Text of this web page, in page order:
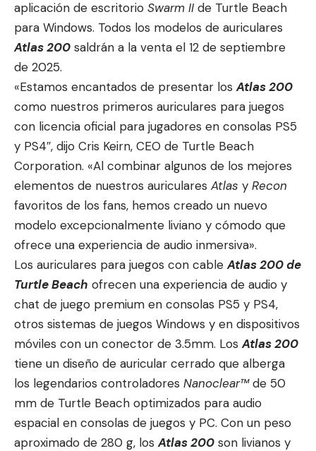
aplicación de escritorio Swarm II de Turtle Beach
para Windows. Todos los modelos de auriculares
Atlas 200 saldrán a la venta el 12 de septiembre
de 2025.
«Estamos encantados de presentar losAtlas 200
como nuestros primeros auriculares para juegos
con licencia oficial para jugadores en consolas PS5
y PS4″, dijo Cris Keirn, CEO de Turtle Beach
Corporation. «Al combinar algunos de los mejores
elementos de nuestros auriculares Atlas y Recon
favoritos de los fans, hemos creado un nuevo
modelo excepcionalmente liviano y cómodo que
ofrece una experiencia de audio inmersiva».
Los auriculares para juegos con cableAtlas 200 de
Turtle Beach ofrecen una experiencia de audio y
chat de juego premium en consolas PS5 y PS4,
otros sistemas de juegos Windows y en dispositivos
móviles con un conector de 3.5mm. LosAtlas 200
tiene un diseño de auricular cerrado que alberga
los legendarios controladores Nanoclear™de 50
mm de Turtle Beach optimizados para audio
espacial en consolas de juegos y PC. Con un peso
aproximado de 280 g, losAtlas 200 son livianos y